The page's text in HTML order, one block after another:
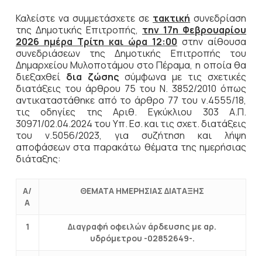
Καλείστε να συμμετάσχετε σε τακτική συνεδρίαση
της Δημοτικής Επιτροπής, την 17η Φεβρουαρίου
2026 ημέρα Τρίτη και ώρα 12:00 στην αίθουσα
συνεδριάσεων της Δημοτικής Επιτροπής του
Δημαρχείου Μυλοποτάμου στο Πέραμα, η οποία θα
διεξαχθεί δια ζώσης σύμφωνα με τις σχετικές
διατάξεις του άρθρου 75 του Ν. 3852/2010 όπως
αντικαταστάθηκε από το άρθρο 77 του ν.4555/18,
τις οδηγίες της Αριθ. Εγκύκλιου 303 Α.Π.
30971/02.04.2024 του Υπ. Εσ. και τις σχετ. διατάξεις
του ν.5056/2023, για συζήτηση και λήψη
αποφάσεων στα παρακάτω θέματα της ημερήσιας
διάταξης:
Α/
Α
ΘΕΜΑΤΑ ΗΜΕΡΗΣΙΑΣ ΔΙΑΤΑΞΗΣ
1
Διαγραφή οφειλών άρδευσης με αρ.
υδρόμετρου -02852649-.